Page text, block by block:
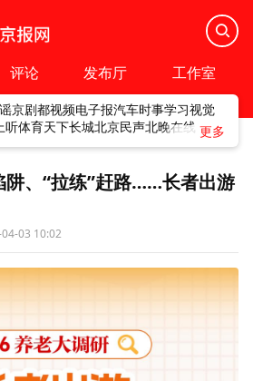
评论 发布厅 工作室
京剧都视频电子报汽车时事学习视觉
听体育天下长城北京民声北晚在线
阱、“拉练”赶路……长者出游
03 10:02